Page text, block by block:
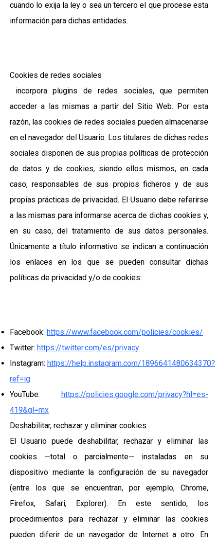
cuando lo exija la ley o sea un tercero el que procese esta
información para dichas entidades.
Cookies de redes sociales
incorpora plugins de redes sociales, que permiten
acceder a las mismas a partir del Sitio Web. Por esta
razón, las cookies de redes sociales pueden almacenarse
en el navegador del Usuario. Los titulares de dichas redes
sociales disponen de sus propias políticas de protección
de datos y de cookies, siendo ellos mismos, en cada
caso, responsables de sus propios ficheros y de sus
propias prácticas de privacidad. El Usuario debe referirse
a las mismas para informarse acerca de dichas cookies y,
en su caso, del tratamiento de sus datos personales.
Únicamente a título informativo se indican a continuación
los enlaces en los que se pueden consultar dichas
políticas de privacidad y/o de cookies:
Facebook: https://www.facebook.com/policies/cookies/
Twitter: https://twitter.com/es/privacy
Instagram: https://help.instagram.com/1896641480634370?
ref=ig
YouTube: https://policies.google.com/privacy?hl=es-
419&gl=mx
Deshabilitar, rechazar y eliminar cookies
El Usuario puede deshabilitar, rechazar y eliminar las
cookies —total o parcialmente— instaladas en su
dispositivo mediante la configuración de su navegador
(entre los que se encuentran, por ejemplo, Chrome,
Firefox, Safari, Explorer). En este sentido, los
procedimientos para rechazar y eliminar las cookies
pueden diferir de un navegador de Internet a otro. En